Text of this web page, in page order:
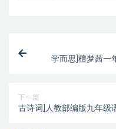
学而思]檀梦茜一
下一篇
古诗词]人教部编版九年级